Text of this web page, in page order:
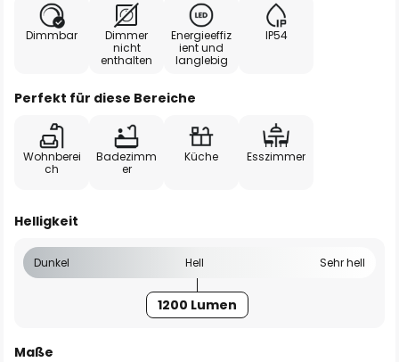
Dimmbar
Dimmer
nicht
enthalten
Energieeffiz
ient und
langlebig
IP54
Perfekt für diese Bereiche
Wohnberei
ch
Badezimm
er
Küche Esszimmer
Helligkeit
Dunkel Hell Sehr hell
1200 Lumen
Maße